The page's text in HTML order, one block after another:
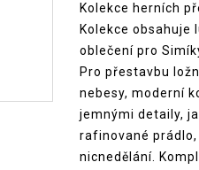
Kolekce herních
Kolekce
oblečení pro
Pro přestavbu
nebesy, moderní
jemnými detaily,
rafinované
nicnedělání.